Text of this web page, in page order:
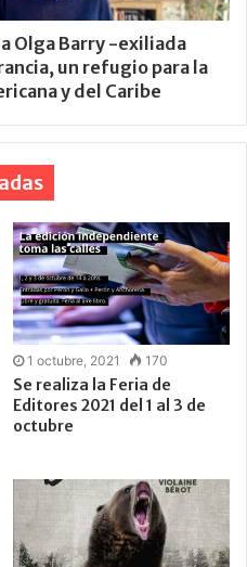
Olga Barry -exiliada
un refugio para la
y del Caribe
1 octubre, 2021 170
Se realiza la Feria de
Editores 2021 del 1 al 3 de
octubre